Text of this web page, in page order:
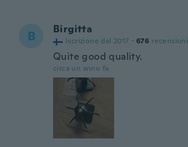
B Birgitta
Iscrizione dal 2017 · 676 recensioni
Quite good quality.
circa un anno fa